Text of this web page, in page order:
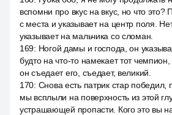
вспомни про вкус на вкус, но что это?
с места и указывает на центр поля.
указывает на мальчика со сломан.
169: Ногой дамы и господа, он
будто на что-то намекает тот
он съедает его, съедает, великий.
170: Снова есть патрик стар победил,
мы всплыли на поверхность из этой
устрашающей пропасти. Кого это вы